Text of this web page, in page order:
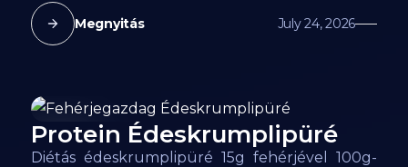
Megnyitás July 24, 2026
95kcal
Protein Édeskrumplipüré
Diétás édeskrumplipüré 15g fehérjével 100g-